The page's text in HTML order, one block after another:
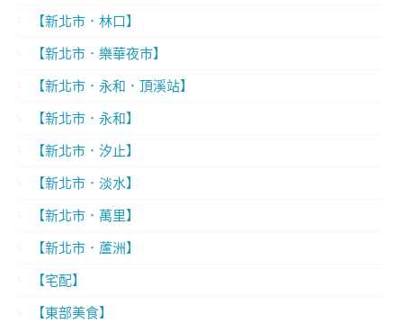
【新北市．林口】
【新北市．樂華夜市】
【新北市．永和．頂溪站】
【新北市．永和】
【新北市．汐止】
【新北市．淡水】
【新北市．萬里】
【新北市．蘆洲】
【宅配】
【東部美食】